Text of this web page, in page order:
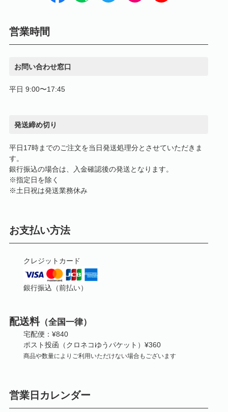
営業時間
お問い合わせ窓口
平日 9:00〜17:45
発送締め切り
平日17時までのご注文を当日発送処理分とさせていただきま
す。
銀行振込の場合は、入金確認後の発送となります。
※指定日を除く
※土日祝は発送業務休み
お支払い方法
クレジットカード
銀行振込（前払い）
配送料（全国一律）
宅配便：¥840
ポスト投函（クロネコゆうパケット）¥360
商品や数量によりご利用いただけない場合もございます
営業日カレンダー